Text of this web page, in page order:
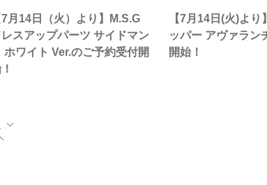
7月14日（火）より】M.S.G
レスアップパーツ サイドマン
ホワイト Ver.のご予約受付開
【7月14日(火)より
ッパー アヴァラン
開始！
▼